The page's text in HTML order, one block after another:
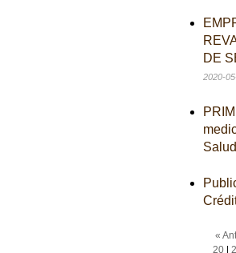
DE
2020-
«
20|